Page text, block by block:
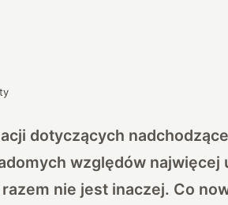
dotyczących
względów najwięcej
nie jest inaczej. Co